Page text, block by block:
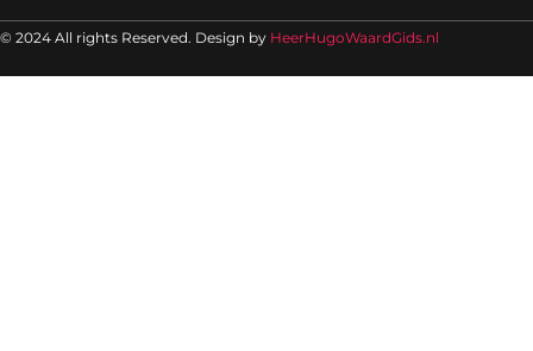
© 2024 All rights Reserved. Design by HeerHugoWaardGids.nl